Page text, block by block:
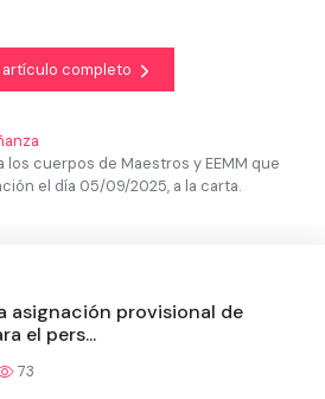
completo
los cuerpos de Maestros y EEMM que
el día 05/09/2025, a la carta.
asignación provisional de
el pers...
73